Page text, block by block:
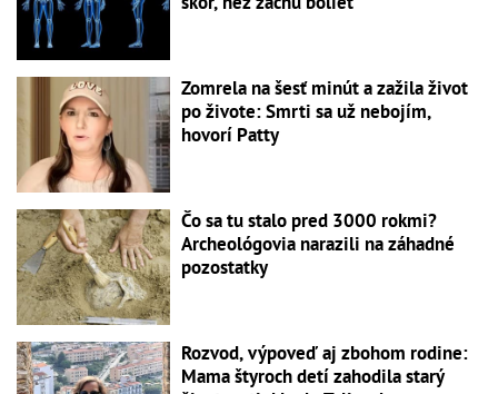
Zomrela na šesť minút a zažila život
po živote: Smrti sa už nebojím,
hovorí Patty
Čo sa tu stalo pred 3000 rokmi?
Archeológovia narazili na záhadné
pozostatky
Rozvod, výpoveď aj zbohom rodine:
Mama štyroch detí zahodila starý